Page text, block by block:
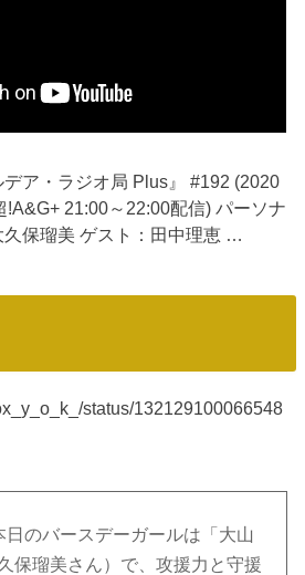
ア・ラジオ局 Plus』 #192 (2020
21:00～22:00配信) パーソナ
久保瑠美 ゲスト：田中理恵 …
status/132129100066548
日のバースデーガールは「大山
保瑠美さん）で、攻援力と守援